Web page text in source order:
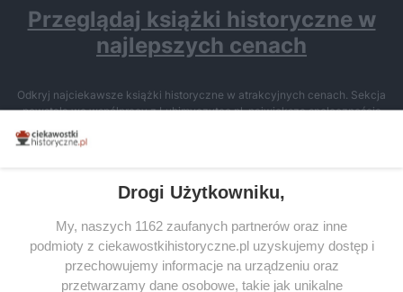
Przeglądaj książki historyczne w
najlepszych cenach
Odkryj najciekawsze książki historyczne w atrakcyjnych cenach. Sekcja
powstała we współpracy z Lubimyczytac.pl, największą społecznością
tytułów najwyżej ocenianych przez czytelników.
SERWIS
SPOŁECZNOŚĆ
Drogi Użytkowniku,
My, naszych 1162 zaufanych partnerów oraz inne
podmioty z ciekawostkihistoryczne.pl uzyskujemy dostęp i
przechowujemy informacje na urządzeniu oraz
przetwarzamy dane osobowe, takie jak unikalne